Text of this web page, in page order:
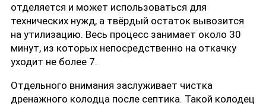
отделяется и может использоваться для
технических нужд, а твёрдый остаток вывозится
на утилизацию. Весь процесс занимает около 30
минут, из которых непосредственно на откачку
уходит не более 7.
Отдельного внимания заслуживает чистка
дренажного колодца после септика. Такой колодец